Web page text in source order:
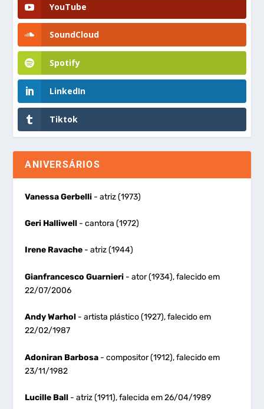
YouTube
SoundCloud
Spotify
LinkedIn
Tiktok
ANIVERSÁRIOS
Vanessa Gerbelli - atriz (1973)
Geri Halliwell - cantora (1972)
Irene Ravache - atriz (1944)
Gianfrancesco Guarnieri - ator (1934), falecido em
22/07/2006
Andy Warhol - artista plástico (1927), falecido em
22/02/1987
Adoniran Barbosa - compositor (1912), falecido em
23/11/1982
Lucille Ball - atriz (1911), falecida em 26/04/1989